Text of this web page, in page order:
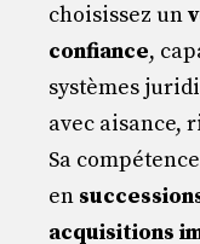
choisissez un
confiance,
systèmes
avec aisance,
Sa
en
acquisitions